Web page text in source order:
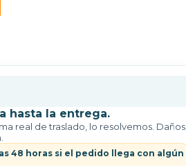
hasta la entrega.
real de traslado, lo resolvemos. Daños,
48 horas si el pedido llega con algún